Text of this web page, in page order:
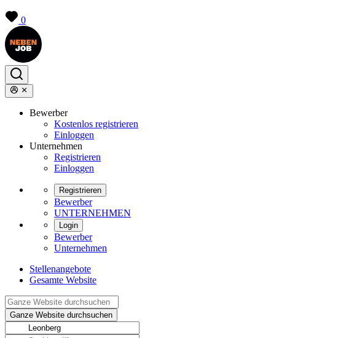
0
Bewerber
Kostenlos registrieren
Einloggen
Unternehmen
Registrieren
Einloggen
Registrieren
Bewerber
UNTERNEHMEN
Login
Bewerber
Unternehmen
Stellenangebote
Gesamte Website